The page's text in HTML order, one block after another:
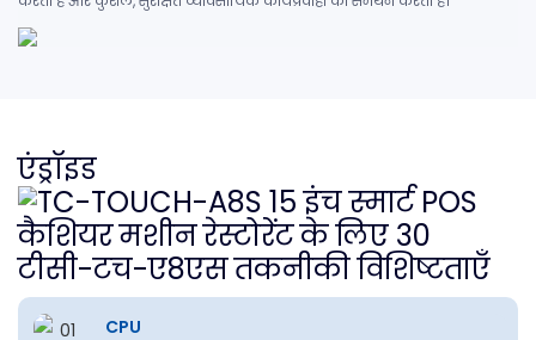
एंड्रॉइड
टीसी-टच-ए8एस तकनीकी विशिष्टताएँ
CPU